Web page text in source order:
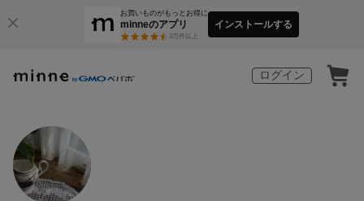
お買いものがもっとお得に
minneのアプリ
3万件以上
インストールする
ログイン